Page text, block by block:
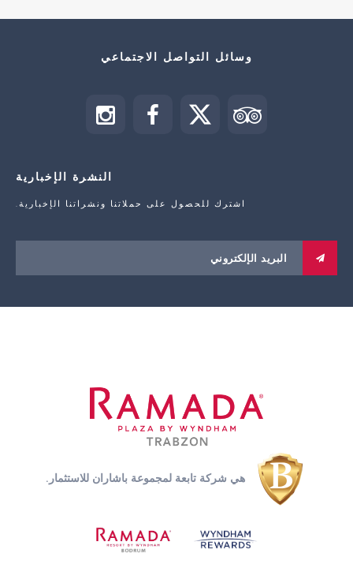
وسائل التواصل الاجتماعي
النشرة الإخبارية
اشترك للحصول على حملاتنا ونشراتنا الإخبارية.
هي شركة تابعة لمجموعة باشاران للاستثمار.